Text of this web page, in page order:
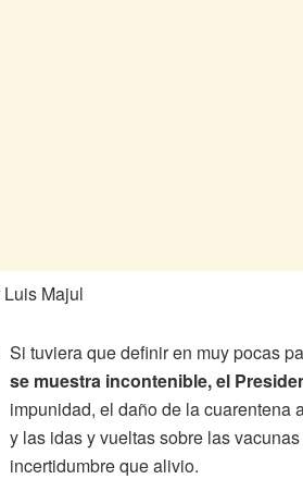
Luis Majul
Si tuviera que definir en muy pocas
se muestra incontenible, el
impunidad, el daño de la cuarentena
y las idas y vueltas sobre las
incertidumbre que alivio.